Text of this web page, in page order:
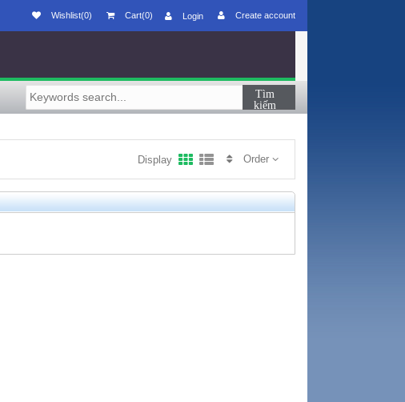
Login Create account
Wishlist(0) Cart(0)
Order
Display